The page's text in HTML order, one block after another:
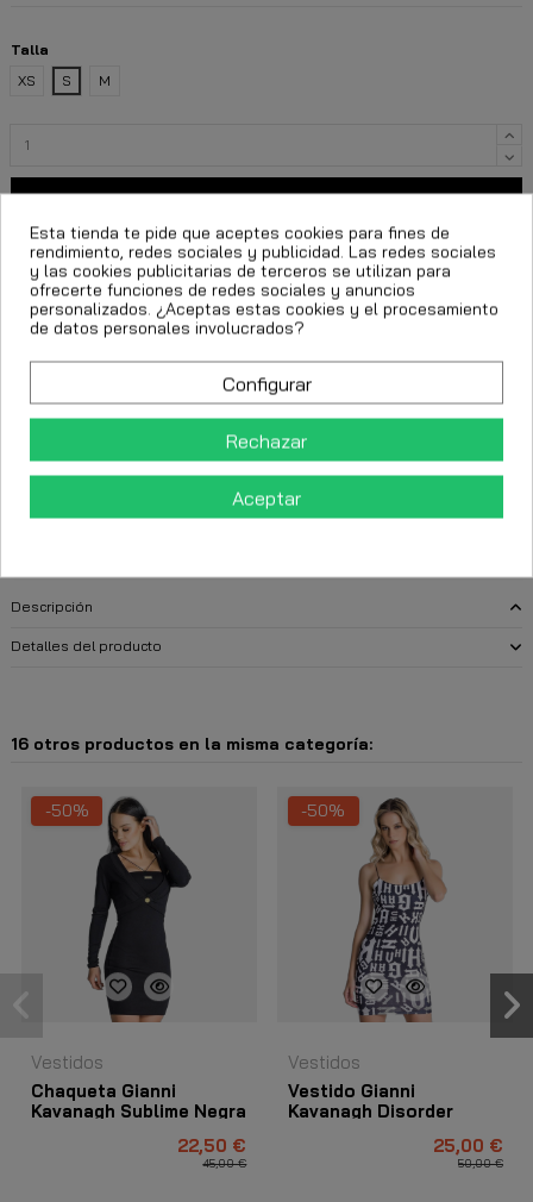
Talla
XS
S M
FECHA ESTIMADA DE ENTREGA:
CttExpress 24/48h -Martes 11 Agosto, 2026
Descripción
Detalles del producto
16 otros productos en la misma categoría:
-50%
Vestidos
Chaqueta Gianni
Kavanagh Sublime Negra
22,50 €
45,00 €
-50%
Vestidos
Vestido Gianni
Kavanagh Disorder
25,00 €
50,00 €
Esta tienda te pide que aceptes cookies para fines de
rendimiento, redes sociales y publicidad. Las redes sociales
y las cookies publicitarias de terceros se utilizan para
ofrecerte funciones de redes sociales y anuncios
personalizados. ¿Aceptas estas cookies y el procesamiento
de datos personales involucrados?
Configurar
Rechazar
Aceptar